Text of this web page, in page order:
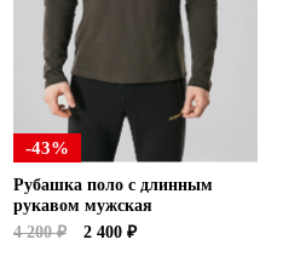
-43%
Рубашка поло с длинным
рукавом мужская
4 200 ₽
2 400 ₽